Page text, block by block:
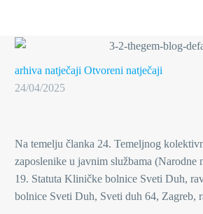
arhiva natječaji Otvoreni natječaji
24/04/2025
Na temelju članka 24. Temeljnog
zaposlenike u javnim službama (Narodne
19. Statuta Kliničke bolnice Sveti Duh,
bolnice Sveti Duh, Sveti duh 64, Zagreb,